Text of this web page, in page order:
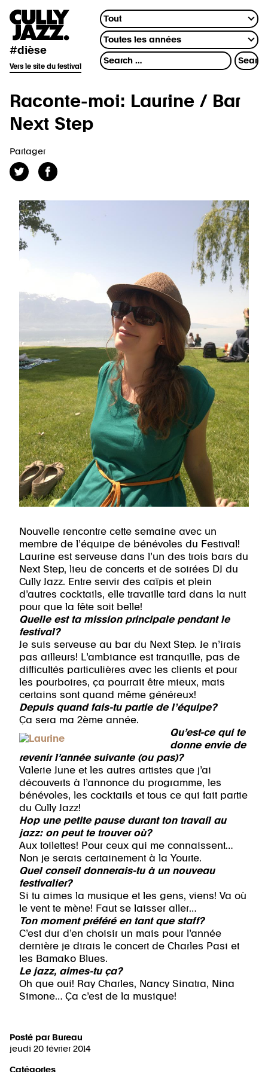
#dièse
Vers le site du festival
Raconte-moi: Laurine / Bar
Next Step
Partager
Nouvelle rencontre cette semaine avec un
membre de l’équipe de bénévoles du Festival!
Laurine est serveuse dans l’un des trois bars du
Next Step, lieu de concerts et de soirées DJ du
Cully Jazz. Entre servir des caïpis et plein
d’autres cocktails, elle travaille tard dans la nuit
pour que la fête soit belle!
Quelle est ta mission principale pendant le
festival?
Je suis serveuse au bar du Next Step. Je n’irais
pas ailleurs! L’ambiance est tranquille, pas de
difficultés particulières avec les clients et pour
les pourboires, ça pourrait être mieux, mais
certains sont quand même généreux!
Depuis quand fais-tu partie de l’équipe?
Ça sera ma 2ème année.
Qu’est-ce qui te
donne envie de
revenir l’année suivante (ou pas)?
Valerie June et les autres artistes que j’ai
découverts à l’annonce du programme, les
bénévoles, les cocktails et tous ce qui fait partie
du Cully Jazz!
Hop une petite pause durant ton travail au
jazz: on peut te trouver où?
Aux toilettes! Pour ceux qui me connaissent…
Non je serais certainement à la Yourte.
Quel conseil donnerais-tu à un nouveau
festivalier?
Si tu aimes la musique et les gens, viens! Va où
le vent te mène! Faut se laisser aller…
Ton moment préféré en tant que staff?
C’est dur d’en choisir un mais pour l’année
dernière je dirais le concert de Charles Pasi et
les Bamako Blues.
Le jazz, aimes-tu ça?
Oh que oui! Ray Charles, Nancy Sinatra, Nina
Simone… Ça c’est de la musique!
Posté par Bureau
jeudi 20 février 2014
Catégories